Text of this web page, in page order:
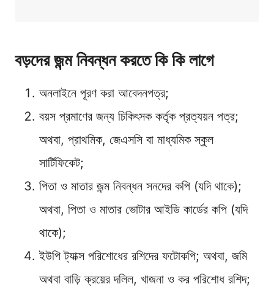
বড়দের জন্ম নিবন্ধন করতে কি কি লাগে
অনলাইনে পূরণ করা আবেদনপত্র;
বয়স প্রমাণের জন্য চিকিৎসক কর্তৃক প্রত্যয়ন পত্র;
অথবা, প্রাথমিক, জেএসসি বা মাধ্যমিক স্কুল
সার্টিফিকেট;
পিতা ও মাতার জন্ম নিবন্ধন সনদের কপি (যদি থাকে);
অথবা, পিতা ও মাতার ভোটার আইডি কার্ডের কপি (যদি
থাকে);
ইউপি ট্যাক্স পরিশোধের রশিদের ফটোকপি; অথবা, জমি
অথবা বাড়ি ক্রয়ের দলিল, খাজনা ও কর পরিশোধ রশিদ;